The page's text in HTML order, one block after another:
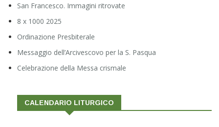
San Francesco. Immagini ritrovate
8 x 1000 2025
Ordinazione Presbiterale
Messaggio dell’Arcivescovo per la S. Pasqua
Celebrazione della Messa crismale
CALENDARIO LITURGICO